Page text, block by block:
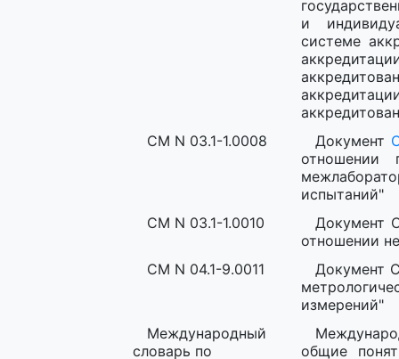
и
системе
СМ N 03.1-1.0008
Документ
отношении
испытаний"
СМ N 03.1-1.0010
Документ
отношении
СМ N 04.1-9.0011
Документ
измерений"
Международный
словарь по
общие